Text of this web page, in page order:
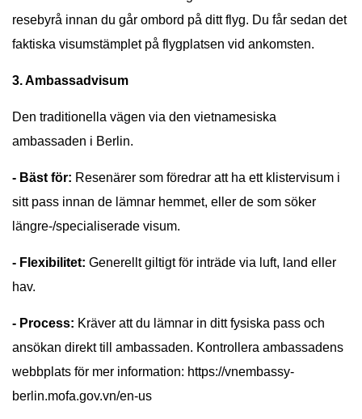
resebyrå innan du går ombord på ditt flyg. Du får sedan det
faktiska visumstämplet på flygplatsen vid ankomsten.
3. Ambassadvisum
Den traditionella vägen via den vietnamesiska
ambassaden i Berlin.
- Bäst för: Resenärer som föredrar att ha ett klistervisum i
sitt pass innan de lämnar hemmet, eller de som söker
längre-/specialiserade visum.
- Flexibilitet: Generellt giltigt för inträde via luft, land eller
hav.
- Process: Kräver att du lämnar in ditt fysiska pass och
ansökan direkt till ambassaden. Kontrollera ambassadens
webbplats för mer information: https://vnembassy-
berlin.mofa.gov.vn/en-us